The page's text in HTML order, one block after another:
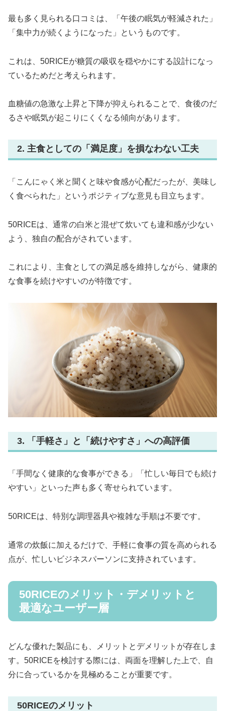
最も多く見られる口コミは、「午後の眠気が軽減された」
「集中力が続くようになった」というものです。
これは、50RICEが糖質の吸収を穏やかにする設計になっ
ているためだと考えられます。
血糖値の急激な上昇と下降が抑えられることで、食後のだ
るさや眠気が起こりにくくなる傾向があります。
2. 主食としての「満足度」を損なわない工夫
「こんにゃく米と聞くと味や食感が心配だったが、美味し
く食べられた」というポジティブな意見も目立ちます。
50RICEは、通常の白米と混ぜて炊いても違和感が少ない
よう、独自の配合がされています。
これにより、主食としての満足感を維持しながら、健康的
な食事を続けやすいのが特徴です。
3. 「手軽さ」と「続けやすさ」への高評価
「手間なく健康的な食事ができる」「忙しい毎日でも続け
やすい」といった声も多く寄せられています。
50RICEは、特別な調理器具や複雑な手順は不要です。
通常の炊飯に加えるだけで、手軽に食事の質を高められる
点が、忙しいビジネスパーソンに支持されています。
50RICEのメリット・デメリットと
最適なユーザー層
どんな優れた製品にも、メリットとデメリットが存在しま
す。50RICEを検討する際には、両面を理解した上で、自
分に合っているかを見極めることが重要です。
50RICEのメリット